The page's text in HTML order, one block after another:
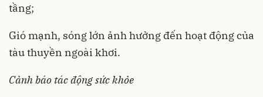
tầng;
Gió mạnh, sóng lớn ảnh hưởng đến hoạt động của
tàu thuyền ngoài khơi.
Cảnh báo tác động sức khỏe